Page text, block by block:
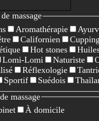
massage
Aromathérapie
Californien Cupping
Hot stones
Lomi-Lomi Naturiste
Réflexologie
Sportif Suédois
massage
À domicile